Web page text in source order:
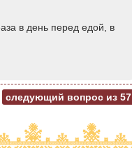
в день перед едой, в
следующий вопрос из 57